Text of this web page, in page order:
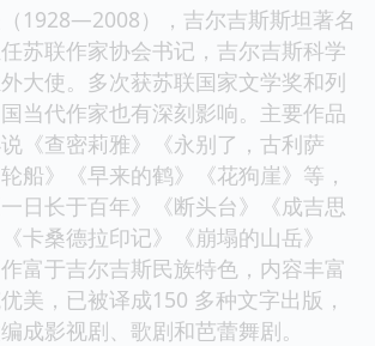
1928—2008），吉尔吉斯斯坦著名
苏联作家协会书记，吉尔吉斯科学
大使。多次获苏联国家文学奖和列
当代作家也有深刻影响。主要作品
《查密莉雅》《永别了，古利萨
船》《早来的鹤》《花狗崖》等，
日长于百年》《断头台》《成吉思
卡桑德拉印记》《崩塌的山岳》
富于吉尔吉斯民族特色，内容丰富
美，已被译成150 多种文字出版，
成影视剧、歌剧和芭蕾舞剧。